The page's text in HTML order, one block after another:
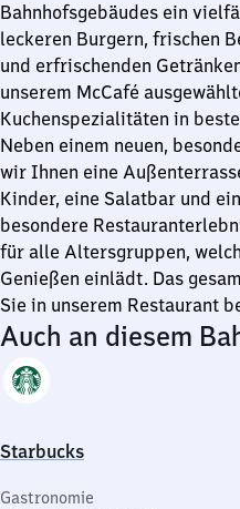
Bahnhofsgebäudes ein
leckeren Burgern, frischen
und erfrischenden
unserem McCafé
Kuchenspezialitäten in
Neben einem neuen,
wir Ihnen eine
Kinder, eine Salatbar und
besondere
für alle Altersgruppen,
Genießen einlädt. Das
Sie in unserem Restaurant
Auch an diesem
Starbucks
Gastronomie